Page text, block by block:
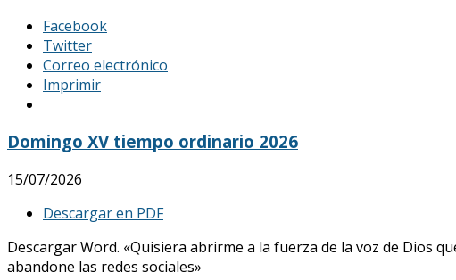
Facebook
Twitter
Correo electrónico
Imprimir
Domingo XV tiempo ordinario 2026
15/07/2026
Descargar en PDF
Descargar Word. «Quisiera abrirme a la fuerza de la voz de Dios
abandone las redes sociales»